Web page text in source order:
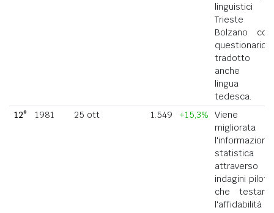
linguistici di
Trieste e
Bolzano con
questionario
tradotto
anche in
lingua
tedesca.
12°
1981 25 ott 1.549 +15,3%
Viene
migliorata
l'informazione
statistica
attraverso
indagini pilota
che testano
l'affidabilità